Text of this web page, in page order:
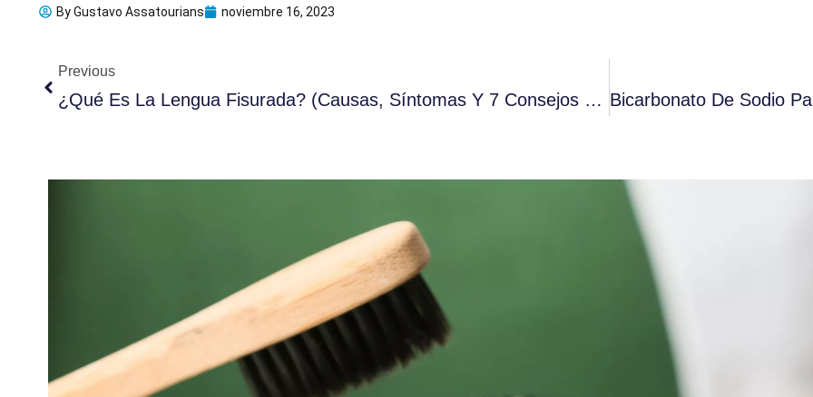
ByGustavo Assatourians noviembre 16, 2023
Previous
¿Qué Es La Lengua Fisurada? (Causas, Síntomas Y 7 Consejos Útiles)